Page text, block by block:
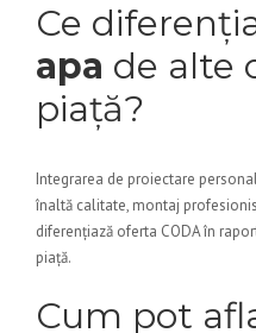
Ce
apa de alte
piață?
Integrarea de proiectare
înaltă calitate, montaj
diferențiază oferta CODA în
piață.
Cum pot